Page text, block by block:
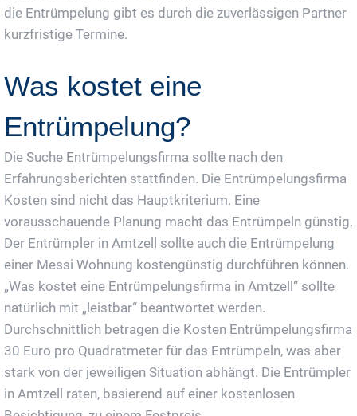
die Entrümpelung gibt es durch die zuverlässigen Partner
kurzfristige Termine.
Was kostet eine
Entrümpelung?
Die Suche Entrümpelungsfirma sollte nach den
Erfahrungsberichten stattfinden. Die Entrümpelungsfirma
Kosten sind nicht das Hauptkriterium. Eine
vorausschauende Planung macht das Entrümpeln günstig.
Der Entrümpler in Amtzell sollte auch die Entrümpelung
einer Messi Wohnung kostengünstig durchführen können.
„Was kostet eine Entrümpelungsfirma in Amtzell“ sollte
natürlich mit „leistbar“ beantwortet werden.
Durchschnittlich betragen die Kosten Entrümpelungsfirma
30 Euro pro Quadratmeter für das Entrümpeln, was aber
stark von der jeweiligen Situation abhängt. Die Entrümpler
in Amtzell raten, basierend auf einer kostenlosen